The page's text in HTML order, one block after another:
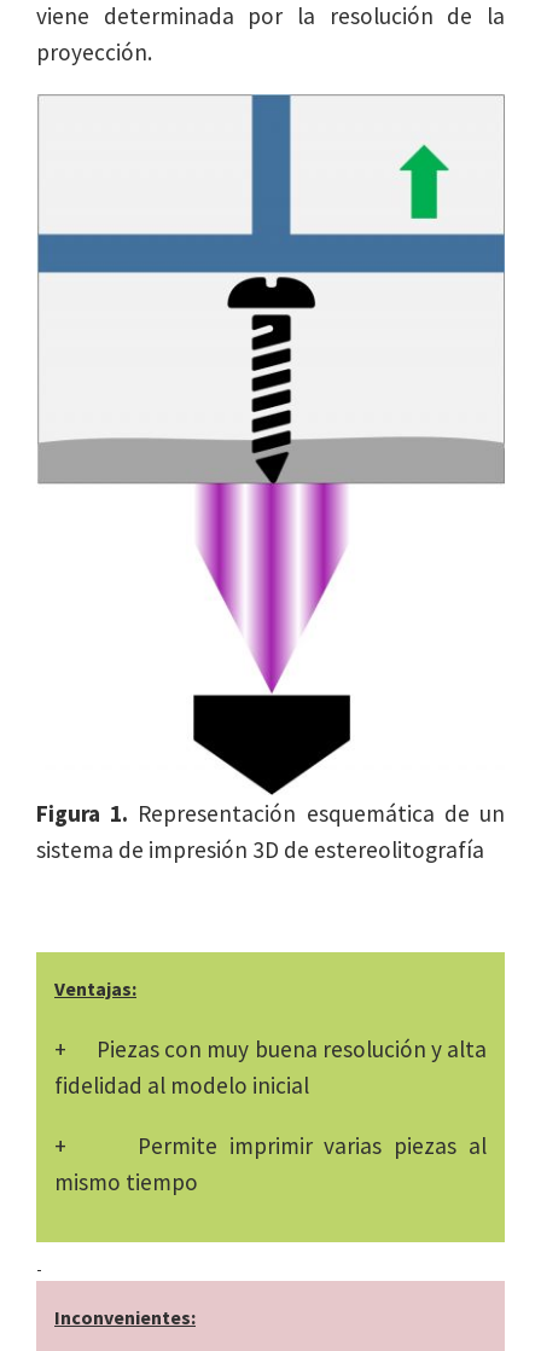
viene determinada por la resolución de la
proyección.
Figura 1. Representación esquemática de un
sistema de impresión 3D de estereolitografía
Ventajas:
+ Piezas con muy buena resolución y alta
fidelidad al modelo inicial
+ Permite imprimir varias piezas al
mismo tiempo
Inconvenientes: